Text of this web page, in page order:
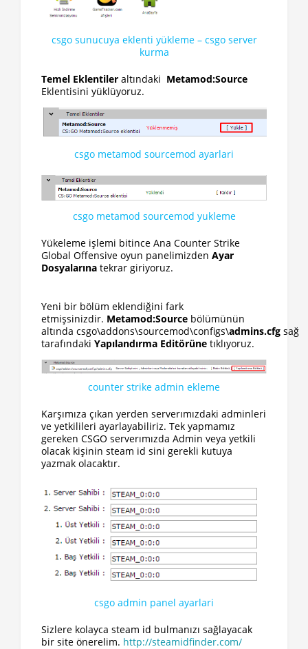
csgo sunucuya eklenti yükleme – csgo server
kurma
Temel Eklentiler altındaki Metamod:Source
Eklentisini yüklüyoruz.
csgo metamod sourcemod ayarlari
csgo metamod sourcemod yukleme
Yükeleme işlemi bitince Ana Counter Strike
Global Offensive oyun panelimizden Ayar
Dosyalarına tekrar giriyoruz.
Yeni bir bölüm eklendiğini fark
etmişsinizdir. Metamod:Source bölümünün
altında csgo\addons\sourcemod\configs\admins.cfg sağ
tarafındaki Yapılandırma Editörüne tıklıyoruz.
counter strike admin ekleme
Karşımıza çıkan yerden serverımızdaki adminleri
ve yetkilileri ayarlayabiliriz. Tek yapmamız
gereken CSGO serverımızda Admin veya yetkili
olacak kişinin steam id sini gerekli kutuya
yazmak olacaktır.
csgo admin panel ayarlari
Sizlere kolayca steam id bulmanızı sağlayacak
bir site önerelim. http://steamidfinder.com/